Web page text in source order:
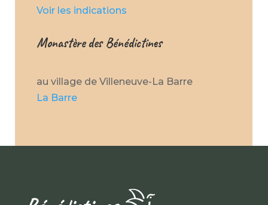
Voir les indications
Monastère des Bénédictines
au village de Villeneuve-La Barre
La Barre